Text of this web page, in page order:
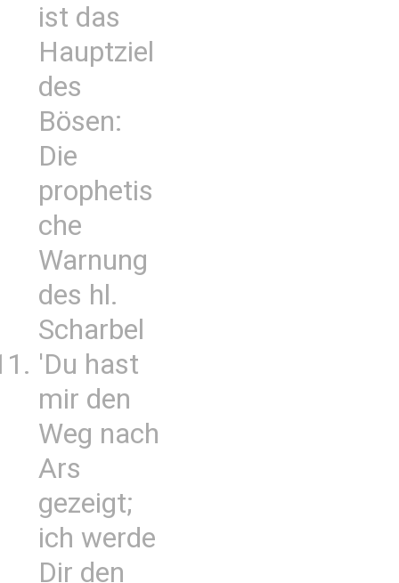
ist das
Hauptziel
des
Bösen:
Die
prophetis
che
Warnung
des hl.
Scharbel
'Du hast
mir den
Weg nach
Ars
gezeigt;
ich werde
Dir den